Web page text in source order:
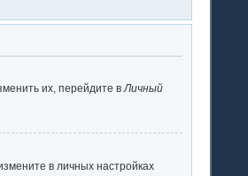
их, перейдите вЛичный
в личных настройках